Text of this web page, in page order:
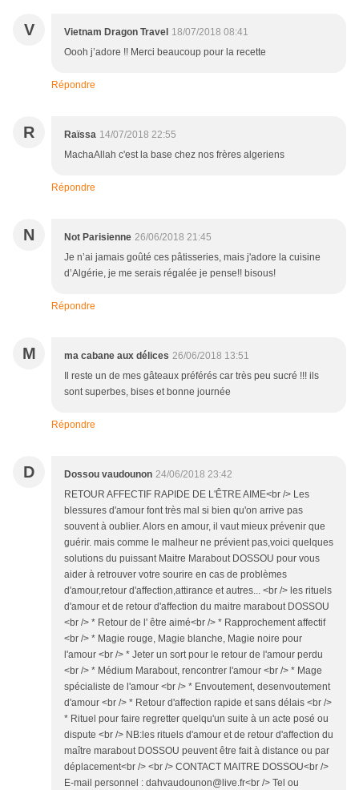
V Vietnam Dragon Travel 18/07/2018 08:41
Oooh j’adore !! Merci beaucoup pour la recette
Répondre
R Raïssa 14/07/2018 22:55
MachaAllah c'est la base chez nos frères algeriens
Répondre
N Not Parisienne 26/06/2018 21:45
Je n’ai jamais goûté ces pâtisseries, mais j'adore la cuisine
d’Algérie, je me serais régalée je pense!! bisous!
Répondre
M ma cabane aux délices 26/06/2018 13:51
Il reste un de mes gâteaux préférés car très peu sucré !!! ils
sont superbes, bises et bonne journée
Répondre
D Dossou vaudounon 24/06/2018 23:42
RETOUR AFFECTIF RAPIDE DE L'ÊTRE AIME<br /> Les
blessures d'amour font très mal si bien qu'on arrive pas
souvent à oublier. Alors en amour, il vaut mieux prévenir que
guérir. mais comme le malheur ne prévient pas,voici quelques
solutions du puissant Maitre Marabout DOSSOU pour vous
aider à retrouver votre sourire en cas de problèmes
d'amour,retour d'affection,attirance et autres... <br /> les rituels
d'amour et de retour d'affection du maitre marabout DOSSOU
<br /> * Retour de l' être aimé<br /> * Rapprochement affectif
<br /> * Magie rouge, Magie blanche, Magie noire pour
l'amour <br /> * Jeter un sort pour le retour de l'amour perdu
<br /> * Médium Marabout, rencontrer l'amour <br /> * Mage
spécialiste de l'amour <br /> * Envoutement, desenvoutement
d'amour <br /> * Retour d'affection rapide et sans délais <br />
* Rituel pour faire regretter quelqu'un suite à un acte posé ou
dispute <br /> NB:les rituels d'amour et de retour d'affection du
maître marabout DOSSOU peuvent être fait à distance ou par
déplacement<br /> <br /> CONTACT MAITRE DOSSOU<br />
E-mail personnel : dahvaudounon@live.fr<br /> Tel ou